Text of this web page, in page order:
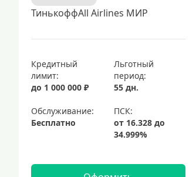
ТинькоффAll Airlines МИР
Кредитный
лимит:
до 1 000 000 ₽
Льготный
период:
55 дн.
Обслуживание:
Бесплатно